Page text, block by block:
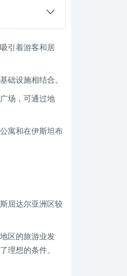
引着游客和居
设施相结合。
场，可通过地
寓和在伊斯坦布
屈达尔亚洲区较
区的旅游业发
理想的条件。